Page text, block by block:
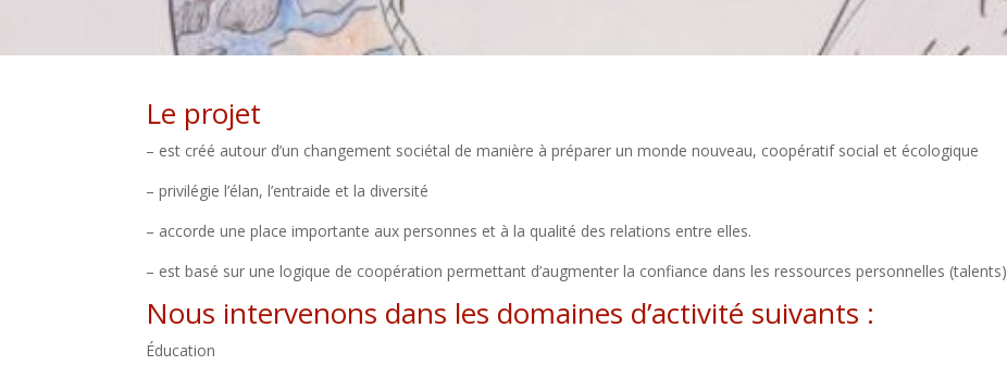
Le projet
– est créé autour d’un changement sociétal de manière à préparer un monde nouveau, coopératif social et écologique​
– privilégie l’élan, l’entraide et la diversité​
– accorde une place importante aux personnes et à la qualité des relations entre elles.​
– est basé sur une logique de coopération permettant d’augmenter la confiance dans les ressources personnelles (talents)​
Nous intervenons dans les domaines d’activité suivants :​
Éducation​